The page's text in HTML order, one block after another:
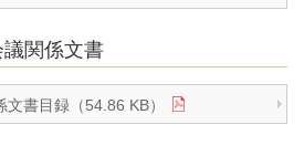
関係文書
書目録（54.86 KB）